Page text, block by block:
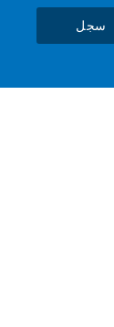
سجل